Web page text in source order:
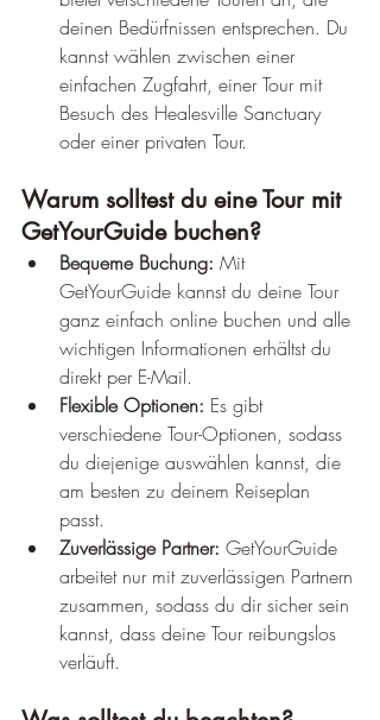
deinen Bedürfnissen entsprechen. Du
kannst wählen zwischen einer
einfachen Zugfahrt, einer Tour mit
Besuch des Healesville Sanctuary
oder einer privaten Tour.
Warum solltest du eine Tour mit
GetYourGuide buchen?
Bequeme Buchung: Mit
GetYourGuide kannst du deine Tour
ganz einfach online buchen und alle
wichtigen Informationen erhältst du
direkt per E-Mail.
Flexible Optionen: Es gibt
verschiedene Tour-Optionen, sodass
du diejenige auswählen kannst, die
am besten zu deinem Reiseplan
passt.
Zuverlässige Partner: GetYourGuide
arbeitet nur mit zuverlässigen Partnern
zusammen, sodass du dir sicher sein
kannst, dass deine Tour reibungslos
verläuft.